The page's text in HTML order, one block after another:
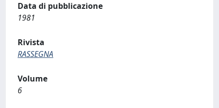
Data di pubblicazione
1981
Rivista
RASSEGNA
Volume
6